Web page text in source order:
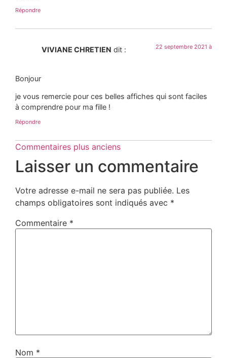
Répondre
VIVIANE CHRETIEN dit : 22 septembre 2021 à
Bonjour
je vous remercie pour ces belles affiches qui sont faciles
à comprendre pour ma fille !
Répondre
Commentaires plus anciens
Laisser un commentaire
Votre adresse e-mail ne sera pas publiée. Les
champs obligatoires sont indiqués avec *
Commentaire *
Nom *